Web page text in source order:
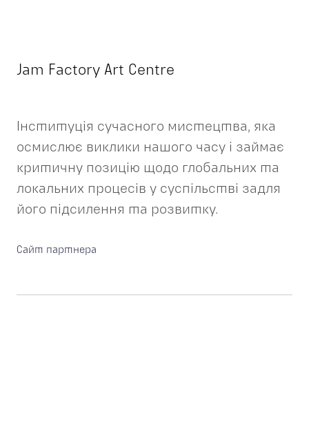
Jam Factory Art Centre
Інституція сучасного мистецтва, яка
осмислює виклики нашого часу і займає
критичну позицію щодо глобальних та
локальних процесів у суспільстві задля
його підсилення та розвитку.
Сайт партнера